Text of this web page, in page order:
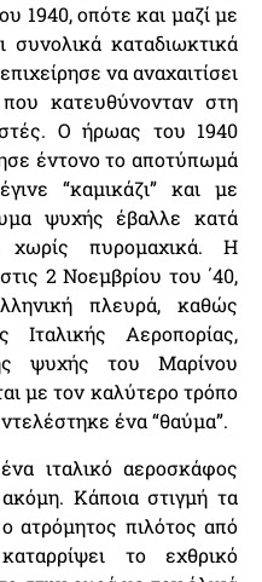
1940, οπότε και μαζί με
συνολικά καταδιωκτικά
να αναχαιτίσει
που κατευθύνονταν στη
Ο ήρωας του 1940
έντονο το αποτύπωμά
“καμικάζι” και με
ψυχής έβαλλε κατά
πυρομαχικά. Η
2 Νοεμβρίου του ΄40,
πλευρά, καθώς
Ιταλικής Αεροπορίας,
ψυχής του Μαρίνου
με τον καλύτερο τρόπο
ένα “θαύμα”.
ιταλικό αεροσκάφος
Κάποια στιγμή τα
ατρόμητος πιλότος από
το εχθρικό